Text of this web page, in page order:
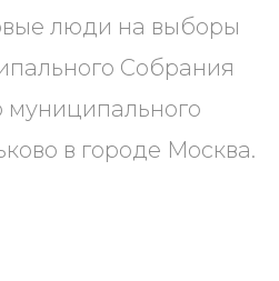
люди на выборы
Собрания
муниципального
в городе Москва.